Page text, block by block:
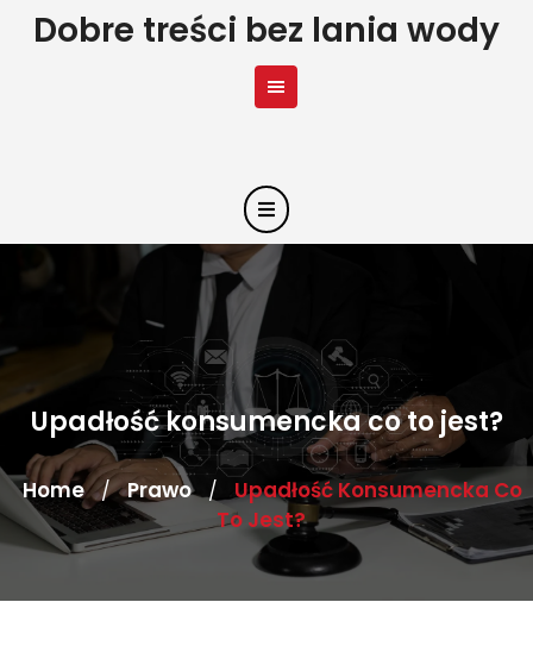
SkipDobre treści bez lania wody
Upadłość konsumencka co to jest?
Home / Prawo /
Upadłość Konsumencka Co
To Jest?